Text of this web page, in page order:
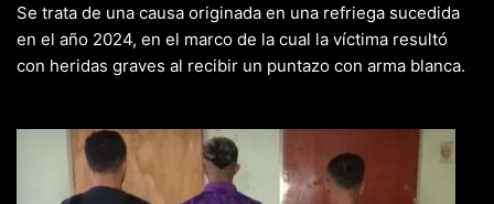
Se trata de una causa originada en una refriega sucedida
en el año 2024, en el marco de la cual la víctima resultó
con heridas graves al recibir un puntazo con arma blanca.